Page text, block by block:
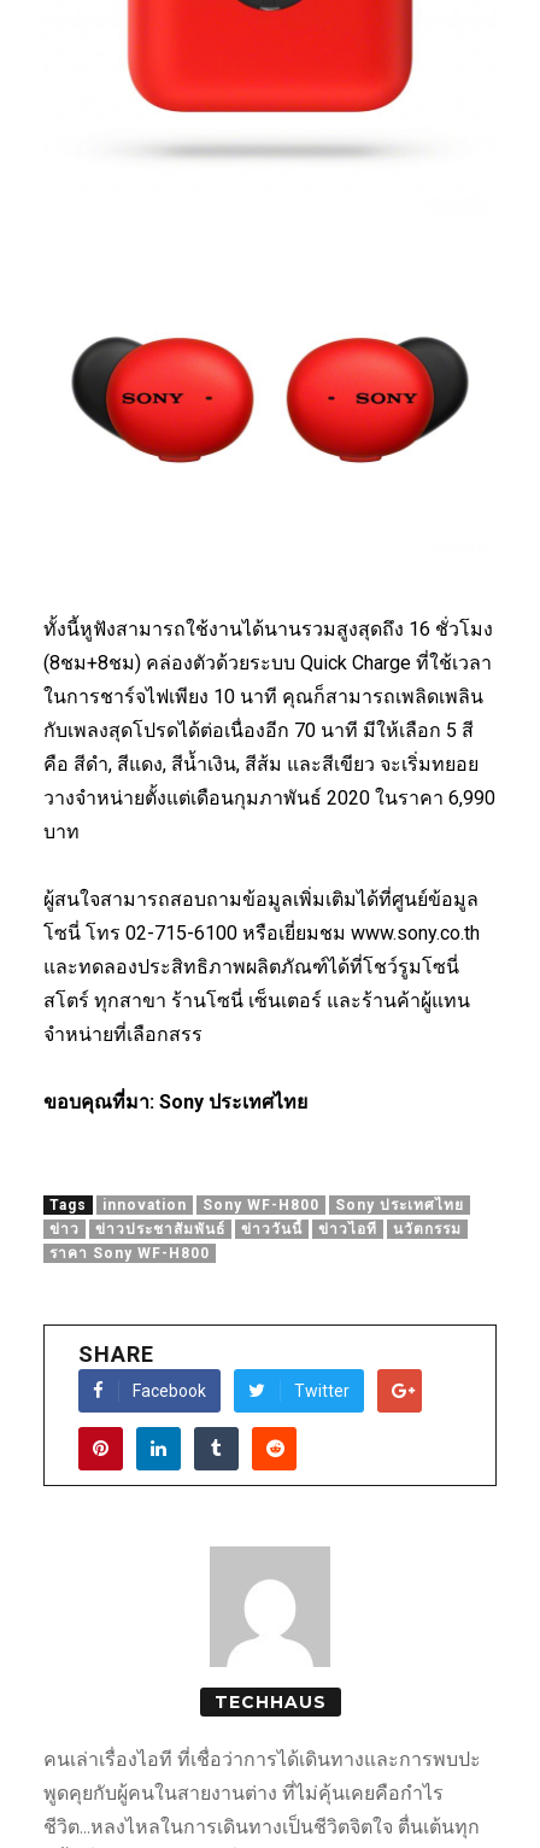
ทั้งนี้หูฟังสามารถใช้งานได้นานรวมสูงสุดถึง 16 ชั่วโมง
(8ชม+8ชม) คล่องตัวด้วยระบบ Quick Charge ที่ใช้เวลา
ในการชาร์จไฟเพียง 10 นาที คุณก็สามารถเพลิดเพลิน
กับเพลงสุดโปรดได้ต่อเนื่องอีก 70 นาที มีให้เลือก 5 สี
คือ สีดำ, สีแดง, สีน้ำเงิน, สีส้ม และสีเขียว จะเริ่มทยอย
วางจำหน่ายตั้งแต่เดือนกุมภาพันธ์ 2020 ในราคา 6,990
บาท
ผู้สนใจสามารถสอบถามข้อมูลเพิ่มเติมได้ที่ศูนย์ข้อมูล
โซนี่ โทร 02-715-6100 หรือเยี่ยมชม www.sony.co.th
และทดลองประสิทธิภาพผลิตภัณฑ์ได้ที่โชว์รูมโซนี่
สโตร์ ทุกสาขา ร้านโซนี่ เซ็นเตอร์ และร้านค้าผู้แทน
จำหน่ายที่เลือกสรร
ขอบคุณที่มา: Sony ประเทศไทย
Tags innovation Sony WF-H800
Sony ประเทศไทย
ข่าว
ข่าวประชาสัมพันธ์ ข่าววันนี้ ข่าวไอที
นวัตกรรม
ราคา Sony WF-H800
SHARE
Facebook Twitter
TECHHAUS
คนเล่าเรื่องไอที ที่เชื่อว่าการได้เดินทางและการพบปะ
พูดคุยกับผู้คนในสายงานต่าง ที่ไม่คุ้นเคยคือกำไร
ชีวิต...หลงไหลในการเดินทางเป็นชีวิตจิตใจ ตื่นเต้นทุก